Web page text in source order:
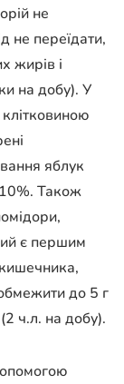
не
не переїдати,
жирів і
на добу). У
яблук
Також
є першим
обмежити до 5 г
ч.л. на добу).